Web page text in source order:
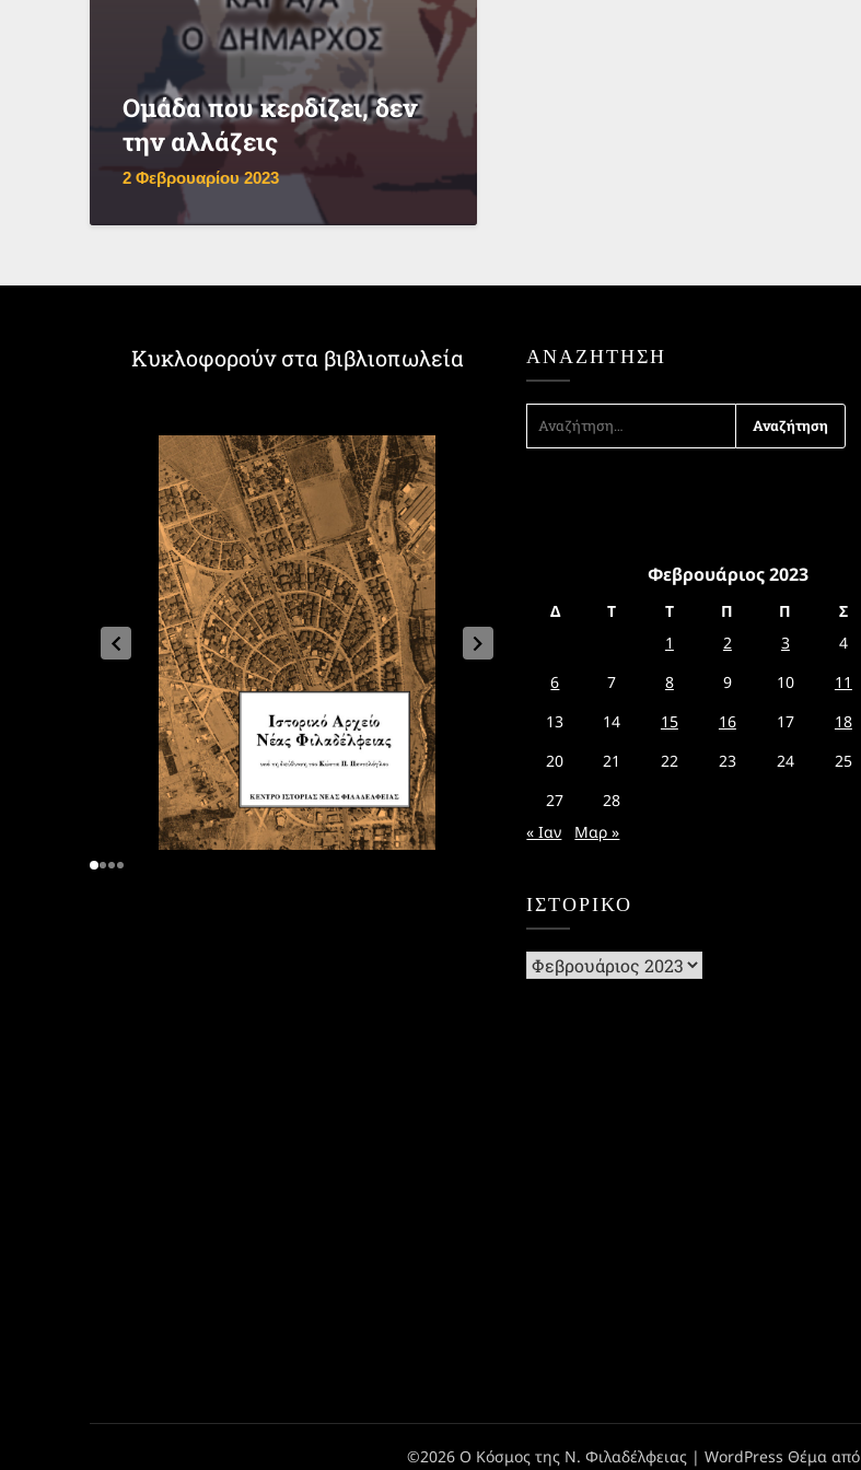
Ομάδα που κερδίζει, δεν
την αλλάζεις
2 Φεβρουαρίου 2023
Κυκλοφορούν στα βιβλιοπωλεία ΑΝΑΖΉΤΗΣΗ
ΓΙΑ:
Φεβρουάριος 2023
Δ Τ Τ Π Π Σ
1
2 3 4
6
7 8 9 10 11
13
14 15 16 17 18
20
21 22 23 24 25
27
28
« Ιαν
Μαρ »
ΙΣΤΟΡΙΚΌ
Ιστορικό
©2026 Ο Κόσμος της Ν. Φιλαδέλφειας | WordPress Θέμα από